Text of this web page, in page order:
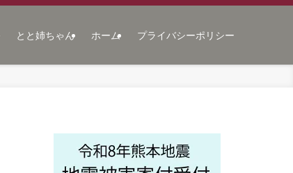
とと姉ちゃん ホーム プライバシーポリシー